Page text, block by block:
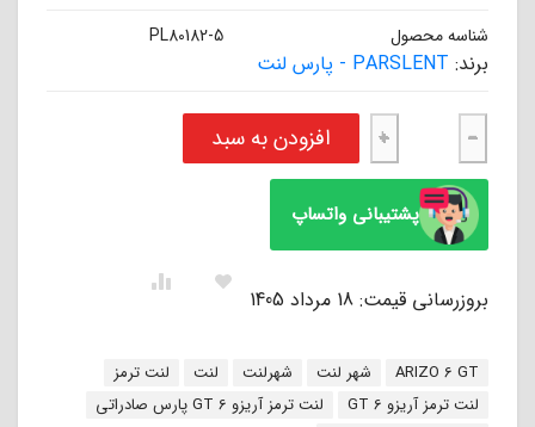
شناسه محصول PL80182-5
برند: PARSLENT - پارس لنت
لنت ترمز عقب آریزو 6 GT جی تی پارس آبی صادراتی (اصلی) عدد
−
+ افزودن به سبد
پشتیبانی واتساپ
بروزرسانی قیمت: 18 مرداد 1405
برچسب:
ARIZO 6 GT شهر لنت شهرلنت لنت
لنت ترمز
لنت ترمز آریزو 6 GT
لنت ترمز آریزو 6 GT پارس صادراتی